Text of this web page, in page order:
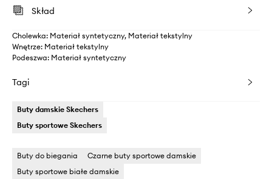
Skład
Cholewka: Materiał syntetyczny, Materiał tekstylny
Wnętrze: Materiał tekstylny
Podeszwa: Materiał syntetyczny
Tagi
Buty damskie Skechers
Buty sportowe Skechers
Buty do biegania
Czarne buty sportowe damskie
Buty sportowe białe damskie